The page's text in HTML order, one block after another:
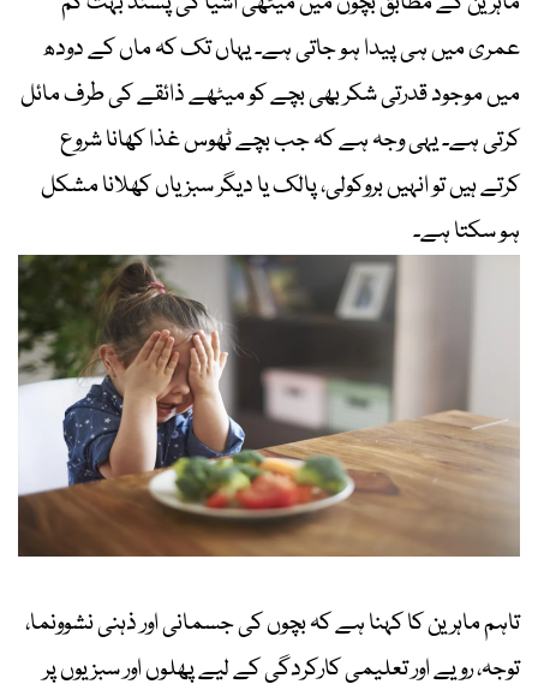
عمری میں ہی پیدا ہو جاتی ہے۔ یہاں تک کہ ماں کے دودھ
میں موجود قدرتی شکر بھی بچے کو میٹھے ذائقے کی طرف مائل
کرتی ہے۔ یہی وجہ ہے کہ جب بچے ٹھوس غذا کھانا شروع
کرتے ہیں تو انہیں بروکولی، پالک یا دیگر سبزیاں کھلانا مشکل
ہو سکتا ہے۔
تاہم ماہرین کا کہنا ہے کہ بچوں کی جسمانی اور ذہنی نشوونما،
توجہ، رویے اور تعلیمی کارکردگی کے لیے پھلوں اور سبزیوں پر